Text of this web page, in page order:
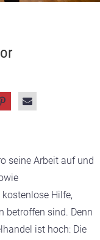
seine Arbeit auf und
Hilfe,
betroffen sind. Denn
ist hoch: Die